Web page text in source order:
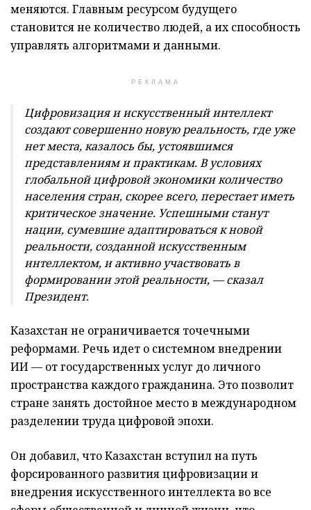
меняются. Главным ресурсом будущего
становится не количество людей, а их способность
управлять алгоритмами и данными.
РЕКЛАМА
Цифровизация и искусственный интеллект
создают совершенно новую реальность, где уже
нет места, казалось бы, устоявшимся
представлениям и практикам. В условиях
глобальной цифровой экономики количество
населения стран, скорее всего, перестает иметь
критическое значение. Успешными станут
нации, сумевшие адаптироваться к новой
реальности, созданной искусственным
интеллектом, и активно участвовать в
формировании этой реальности, — сказал
Президент.
Казахстан не ограничивается точечными
реформами. Речь идет о системном внедрении
ИИ — от государственных услуг до личного
пространства каждого гражданина. Это позволит
стране занять достойное место в международном
разделении труда цифровой эпохи.
Он добавил, что Казахстан вступил на путь
форсированного развития цифровизации и
внедрения искусственного интеллекта во все